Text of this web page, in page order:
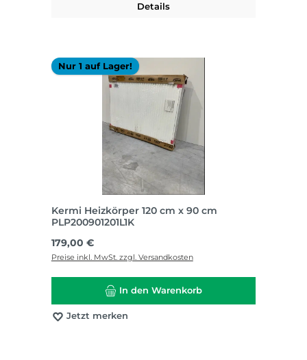
Details
Nur 1 auf Lager!
Kermi Heizkörper 120 cm x 90 cm
PLP200901201L1K
Regulärer Preis:
179,00 €
Preise inkl. MwSt. zzgl. Versandkosten
In den Warenkorb
Jetzt merken